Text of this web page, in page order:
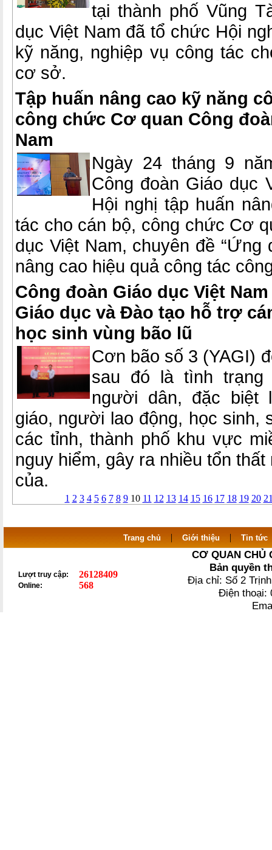
tại thành phố Vũng
dục Việt Nam đã tổ chức Hội
kỹ năng, nghiệp vụ công tác
cơ sở.
Tập huấn nâng cao kỹ năng
công chức Cơ quan Công
Nam
Ngày 24 tháng 9
Công đoàn Giáo dục
Hội nghị tập huấn
tác cho cán bộ, công chức Cơ
dục Việt Nam, chuyên đề “Ứng
nâng cao hiệu quả công tác
Công đoàn Giáo dục Việt
Giáo dục và Đào tạo hỗ trợ
học sinh vùng bão lũ
Cơn bão số 3 (YAGI)
sau đó là tình
người dân, đặc biệt
giáo, người lao động, học sinh,
các tỉnh, thành phố khu vực
nguy hiểm, gây ra nhiều tổn
của.
1 2 3 4 5 6 7 8 910 11 12 13 14 15 16 17 18 19 20
Trang chủ | Giới thiệu | Tin tức
Lượt truy cập: 26128409
Online: 568
CƠ QUAN CHỦ
Bản quyền
Địa chỉ: Số 2
Điện